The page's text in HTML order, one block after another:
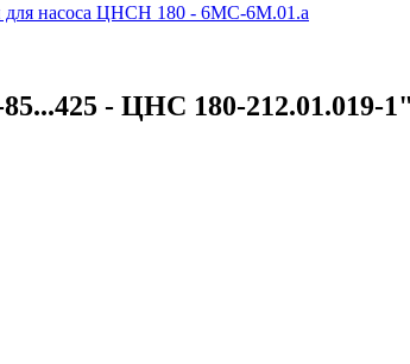
для насоса ЦНСН 180 - 6МС-6М.01.а
- ЦНС 180-212.01.019-1"